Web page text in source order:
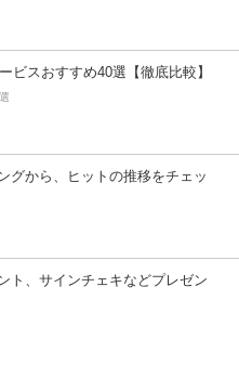
ビスおすすめ40選【徹底比較】
グから、ヒットの推移をチェッ
ト、サインチェキなどプレゼン